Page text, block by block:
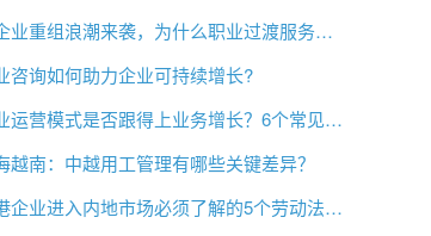
当企业重组浪潮来袭，为什么职业过渡服务比以往更重要？
咨询如何助力企业可持续增长?
企业运营模式是否跟得上业务增长？6个常见信号
越南：中越用工管理有哪些关键差异？
香港企业进入内地市场必须了解的5个劳动法差异